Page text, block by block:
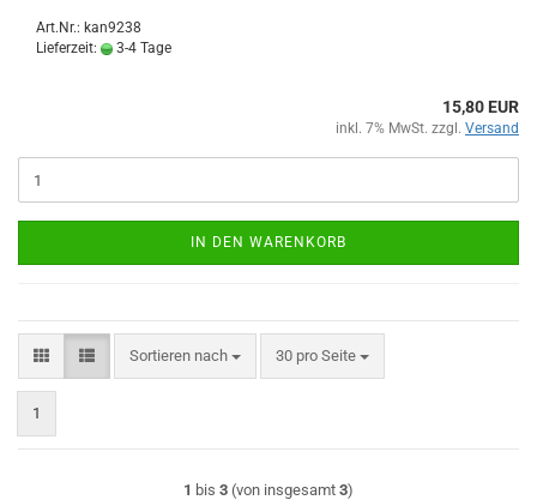
Art.Nr.: kan9238
Lieferzeit:
3-4 Tage
15,80 EUR
inkl. 7% MwSt. zzgl. Versand
IN DEN WARENKORB
Sortieren nach
Sortieren nach 30 pro Seite
pro Seite
1
1 bis 3 (von insgesamt 3)